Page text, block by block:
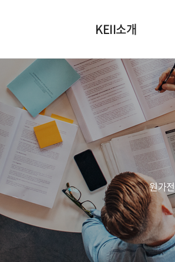
KEII소개
설립목적
인사말
연혁
조직도
원가